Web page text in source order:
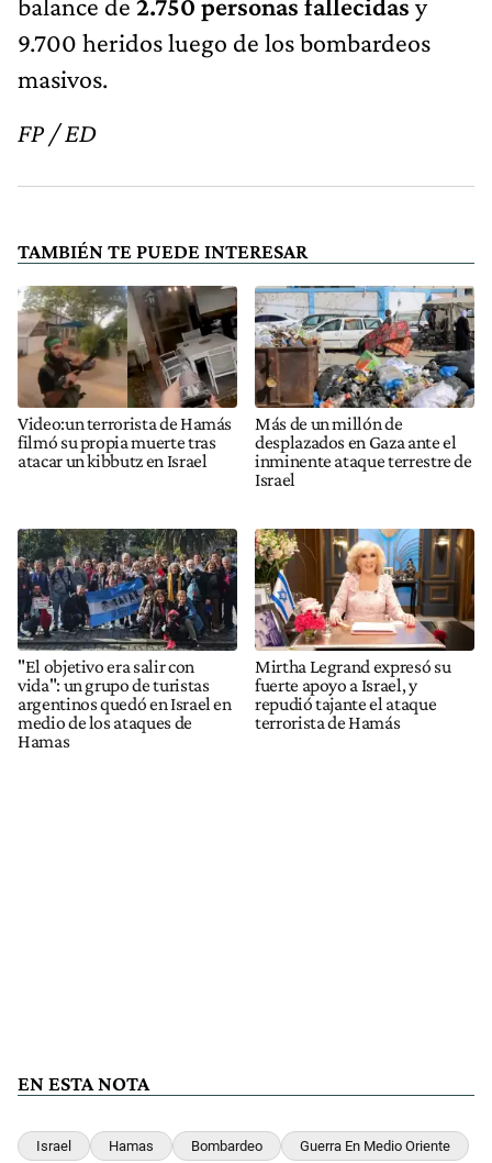
9.700 heridos luego de los bombardeos
masivos.
FP / ED
TAMBIÉN TE PUEDE INTERESAR
Video:un terrorista de Hamás
filmó su propia muerte tras
atacar un kibbutz en Israel
Más de un millón de
desplazados en Gaza ante el
inminente ataque terrestre de
Israel
"El objetivo era salir con
vida": un grupo de turistas
argentinos quedó en Israel en
medio de los ataques de
Hamas
Mirtha Legrand expresó su
fuerte apoyo a Israel, y
repudió tajante el ataque
terrorista de Hamás
EN ESTA NOTA
Israel Hamas Bombardeo Guerra En Medio Oriente